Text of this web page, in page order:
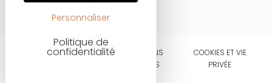
CONDITIONS
MENTIONS
LÉGALES
COOKIES ET VIE
PRIVÉE
Personnaliser
Politique de
confidentialité